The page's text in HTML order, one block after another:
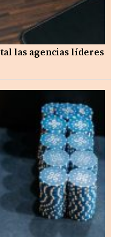
las agencias líderes